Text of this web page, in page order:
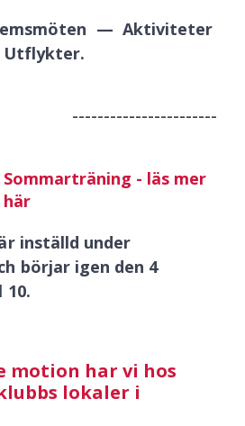
— Aktiviteter
Sommarträning - läs mer
här
inställd under
börjar igen den 4
10.
motion har vi hos
lokaler i